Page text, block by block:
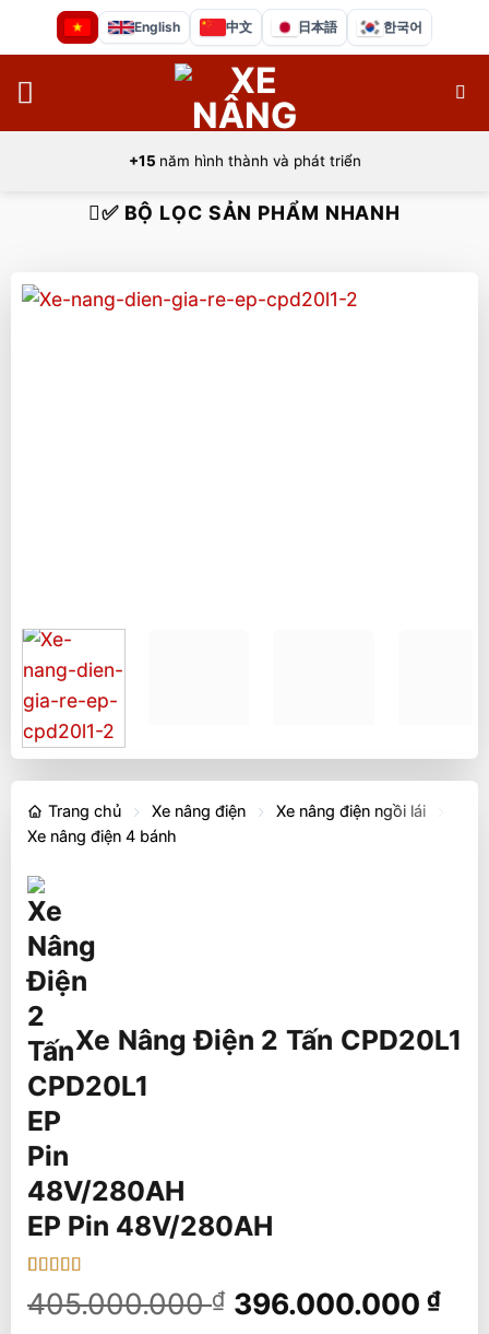
dung
English 中文 日本語 한국어
+15 năm hình thành và phát triển
✅ BỘ LỌC SẢN PHẨM NHANH
Trang chủ Xe nâng điện
Xe nâng điện ngồi lái
Xe nâng điện 4 bánh
Xe Nâng Điện 2 Tấn CPD20L1
EP Pin 48V/280AH
trên 5 dựa
trênđánh
405.000.000₫ Giá
396.000.000 ₫Giá